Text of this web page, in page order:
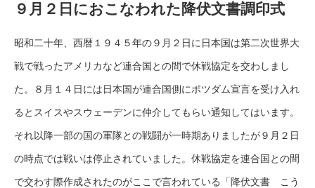
９月２日におこなわれた降伏文書調印式
昭和二十年、西暦１９４５年の９月２日に日本国は第二次世界大
戦で戦ったアメリカなど連合国との間で休戦協定を交わしまし
た。８月１４日には日本国が連合国側にポツダム宣言を受け入れ
るとスイスやスウェーデンに仲介してもらい通知してはいます。
それ以降一部の国の軍隊との戦闘が一時期ありましたが９月２日
の時点では戦いは停止されていました。休戦協定を連合国との間
で交わす際作成されたのがここで言われている「降伏文書 こう